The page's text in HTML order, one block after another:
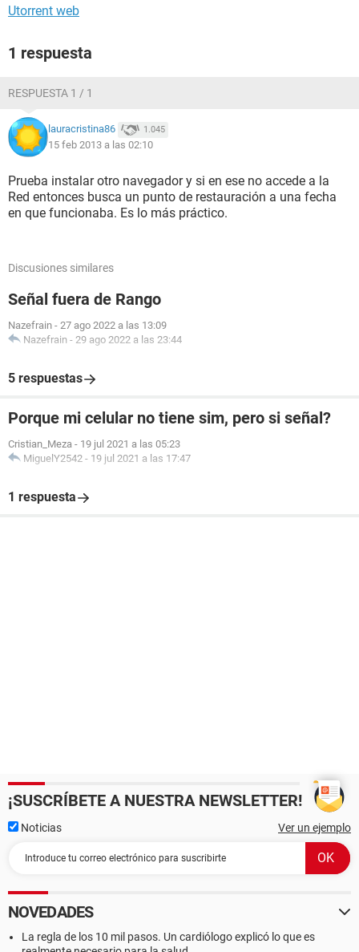
Utorrent web
1 respuesta
RESPUESTA 1 / 1
lauracristina86 1.045
15 feb 2013 a las 02:10
Prueba instalar otro navegador y si en ese no accede a la
Red entonces busca un punto de restauración a una fecha
en que funcionaba. Es lo más práctico.
Discusiones similares
Señal fuera de Rango
Nazefrain - 27 ago 2022 a las 13:09
Nazefrain - 29 ago 2022 a las 23:44
5 respuestas
Porque mi celular no tiene sim, pero si señal?
Cristian_Meza - 19 jul 2021 a las 05:23
MiguelY2542 - 19 jul 2021 a las 17:47
1 respuesta
¡SUSCRÍBETE A NUESTRA NEWSLETTER!
Noticias Ver un ejemplo
NOVEDADES
La regla de los 10 mil pasos. Un cardiólogo explicó lo que es